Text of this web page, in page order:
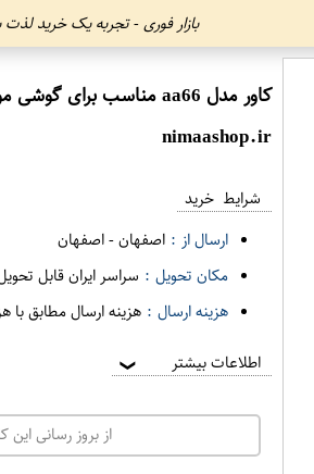
بازار فوری - تجربه یک خرید
کاور مدل aa66 مناسب برای گوشی موبایل سامسونگ Galaxy A31
nimaashop.ir
شرایط خرید
ارسال از : اصفهان-اصفهان
مکان تحویل : سراسر ایران قابل
هزینه ارسال : هزینه ارسال مطابق
اطلاعات بیشتر ❯
از بروز رسانی